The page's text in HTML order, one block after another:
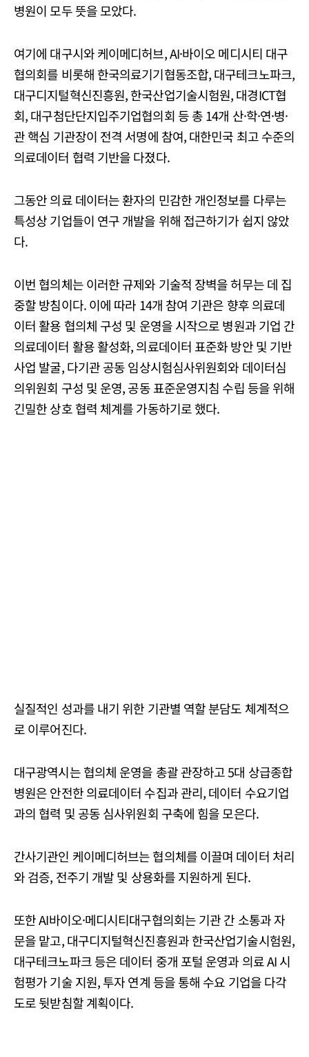
병원이 모두 뜻을 모았다.
여기에 대구시와 케이메디허브, AI·바이오 메디시티 대구
협의회를 비롯해 한국의료기기협동조합, 대구테크노파크,
대구디지털혁신진흥원, 한국산업기술시험원, 대경ICT협
회, 대구첨단단지입주기업협의회 등 총 14개 산·학·연·병·
관 핵심 기관장이 전격 서명에 참여, 대한민국 최고 수준의
의료데이터 협력 기반을 다졌다.
그동안 의료 데이터는 환자의 민감한 개인정보를 다루는
특성상 기업들이 연구 개발을 위해 접근하기가 쉽지 않았
다.
이번 협의체는 이러한 규제와 기술적 장벽을 허무는 데 집
중할 방침이다. 이에 따라 14개 참여 기관은 향후 의료데
이터 활용 협의체 구성 및 운영을 시작으로 병원과 기업 간
의료데이터 활용 활성화, 의료데이터 표준화 방안 및 기반
사업 발굴, 다기관 공동 임상시험심사위원회와 데이터심
의위원회 구성 및 운영, 공동 표준운영지침 수립 등을 위해
긴밀한 상호 협력 체계를 가동하기로 했다.
실질적인 성과를 내기 위한 기관별 역할 분담도 체계적으
로 이루어진다.
대구광역시는 협의체 운영을 총괄 관장하고 5대 상급종합
병원은 안전한 의료데이터 수집과 관리, 데이터 수요기업
과의 협력 및 공동 심사위원회 구축에 힘을 모은다.
간사기관인 케이메디허브는 협의체를 이끌며 데이터 처리
와 검증, 전주기 개발 및 상용화를 지원하게 된다.
또한 AI바이오·메디시티대구협의회는 기관 간 소통과 자
문을 맡고, 대구디지털혁신진흥원과 한국산업기술시험원,
대구테크노파크 등은 데이터 중개 포털 운영과 의료 AI 시
험평가 기술 지원, 투자 연계 등을 통해 수요 기업을 다각
도로 뒷받침할 계획이다.